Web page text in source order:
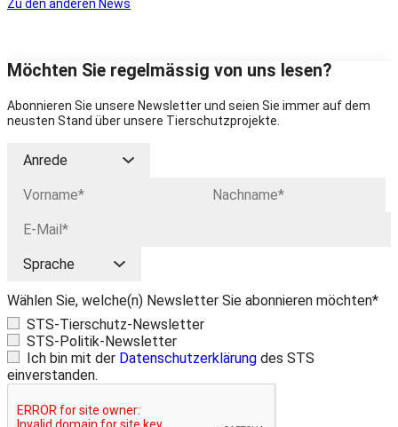
Zu den anderen News
Möchten Sie regelmässig von uns lesen?
Abonnieren Sie unsere Newsletter und seien Sie immer auf dem
neusten Stand über unsere Tierschutzprojekte.
Wählen Sie, welche(n) Newsletter Sie abonnieren möchten*
STS-Tierschutz-Newsletter
STS-Politik-Newsletter
Ich bin mit der Datenschutzerklärung des STS
einverstanden.